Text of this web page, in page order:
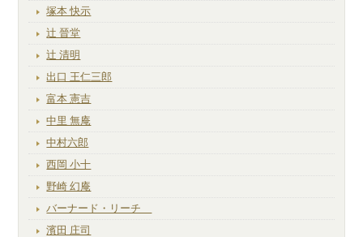
塚本 快示
辻 晉堂
辻 清明
出口 王仁三郎
富本 憲吉
中里 無庵
中村六郎
西岡 小十
野崎 幻庵
バーナード・リーチ
濱田 庄司